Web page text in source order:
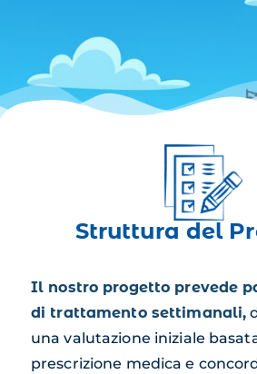
Struttura del
Il nostro progetto prevede
di trattamento settimanali,
una valutazione iniziale
prescrizione medica e